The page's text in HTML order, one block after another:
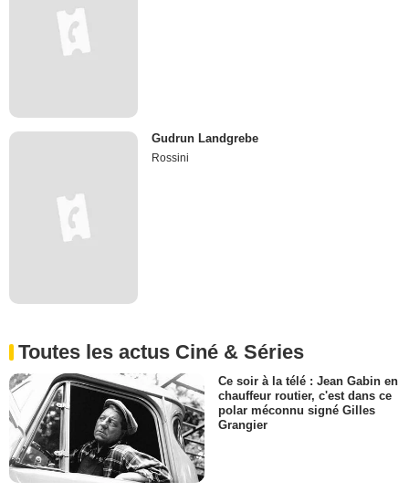
Gudrun Landgrebe
Rossini
Toutes les actus Ciné & Séries
Ce soir à la télé : Jean Gabin en
chauffeur routier, c'est dans ce
polar méconnu signé Gilles
Grangier